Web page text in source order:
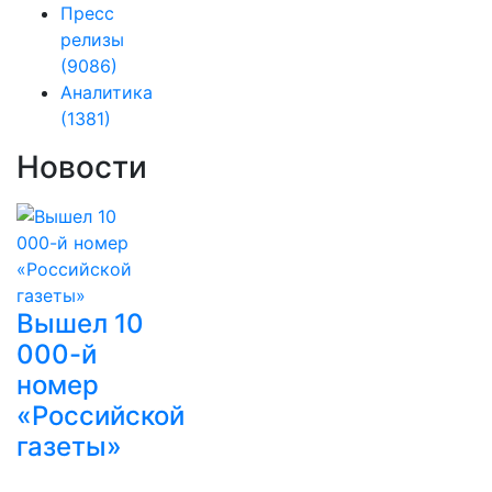
Пресс
релизы
(9086)
Аналитика
(1381)
Новости
Вышел 10
000-й
номер
«Российской
газеты»